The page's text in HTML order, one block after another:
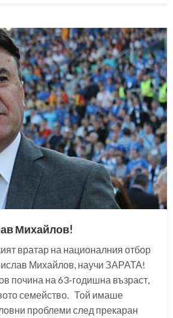
Михайлов!
вратар на националния отбор
Михайлов, научи ЗАРАТА!
почина на 63-годишна възраст,
семейство. Той имаше
проблеми след прекаран